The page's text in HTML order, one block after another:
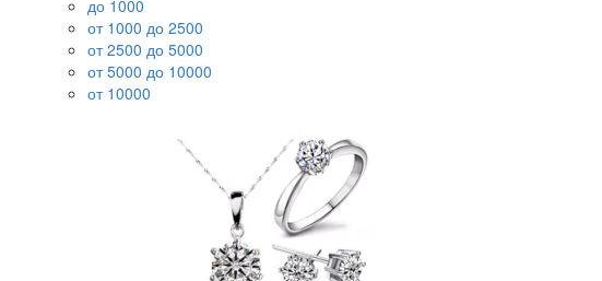
до 1000
от 1000 до 2500
от 2500 до 5000
от 5000 до 10000
от 10000